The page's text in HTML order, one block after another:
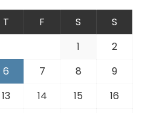
T F S
S
1
2
6 7 8
9
13 14 15
16